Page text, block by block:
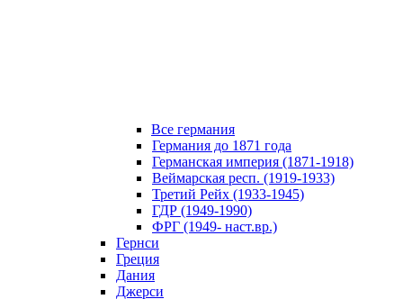
Все германия
Германия до 1871 года
Германская империя (1871-1918)
Веймарская респ. (1919-1933)
Третий Рейх (1933-1945)
ГДР (1949-1990)
ФРГ (1949- наст.вр.)
Гернси
Греция
Дания
Джерси